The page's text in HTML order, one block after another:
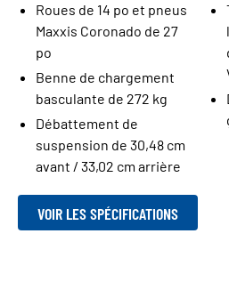
Roues de 14 po et pneus
Maxxis Coronado de 27
po
Benne de chargement
basculante de 272 kg
Débattement de
suspension de 30,48 cm
avant / 33,02 cm arrière
VOIR LES SPÉCIFICATIONS